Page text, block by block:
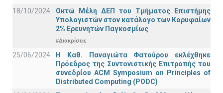
18/10/2024
Οκτώ Μέλη ΔΕΠ του Τμήματος Επιστήμης
Υπολογιστών στον κατάλογο των Κορυφαίων
2% Ερευνητών Παγκοσμίως
#Διακρίσεις
25/06/2024
Η Καθ. Παναγιώτα Φατούρου εκλέχθηκε
Πρόεδρος της Συντονιστικής Επιτροπής του
συνεδρίου ACM Symposium on Principles of
Distributed Computing (PODC)